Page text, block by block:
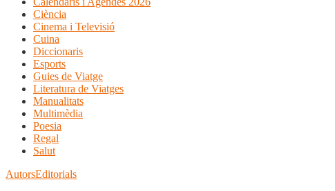
Ciència
Cinema i Televisió
Cuina
Diccionaris
Esports
Guies de Viatge
Literatura de Viatges
Manualitats
Multimèdia
Poesia
Regal
Salut
AutorsEditorials